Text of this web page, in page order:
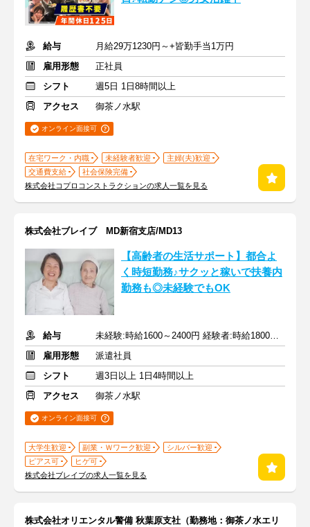
給与
月給29万1230円～+皆勤手当1万円
雇用形態
正社員
シフト
週5日 1日8時間以上
アクセス
御茶ノ水駅
オンライン面接可
在宅ワーク・内職 未経験者歓迎
主婦(夫)歓迎
交通費支給
社会保険完備
株式会社コプロコンストラクションの求人一覧を見る
株式会社ブレイブ MD新宿支店/MD13
【高齢者の生活サポート】都合よ
く時短勤務♪サクッと稼いで扶養内
勤務も◎未経験でもOK
給与
未経験:時給1600～2400円 経験者:時給1800～2700円+交通費全額
雇用形態
派遣社員
シフト
週3日以上 1日4時間以上
アクセス
御茶ノ水駅
オンライン面接可
大学生歓迎 副業・Ｗワーク歓迎
シルバー歓迎
ピアス可
ヒゲ可
株式会社ブレイブの求人一覧を見る
株式会社オリエンタル警備 秋葉原支社（勤務地：御茶ノ水エリ